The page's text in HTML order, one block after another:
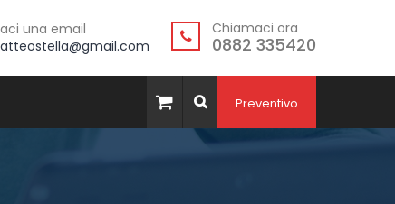
una email
Chiamaci ora
0882 335420
Preventivo